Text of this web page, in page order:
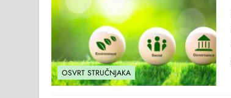
OSVRT STRUČNJAKA